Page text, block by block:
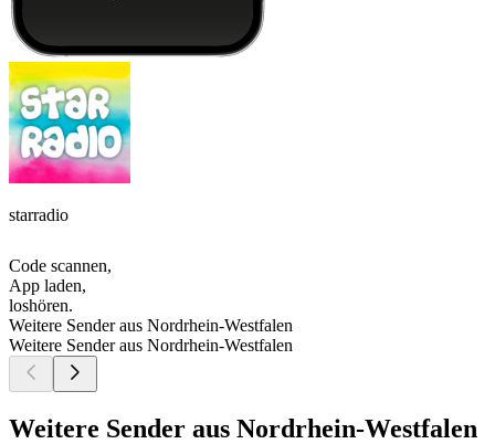
starradio
Code scannen,
App laden,
loshören.
Weitere Sender aus Nordrhein-Westfalen
Weitere Sender aus Nordrhein-Westfalen
Weitere Sender aus Nordrhein-Westfalen